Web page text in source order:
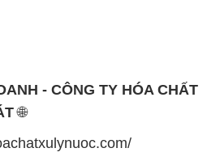
- CÔNG TY HÓA CHẤT
🌐